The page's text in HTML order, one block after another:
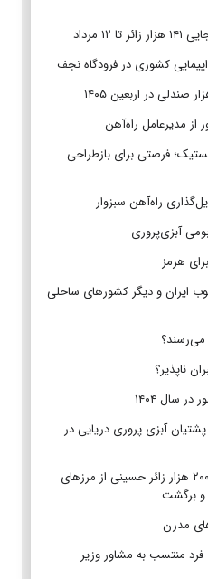
کشوری در فرودگاه نجف
از مدیرعامل راه‌آهن
فرصتی برای بازطراحی
راه‌آهن سبزوار
آبزی‌پروری
هرمز
ایران و دیگر کشورهای ساحلی
ناپذیر؟
آبزی پروری دریایی در
ثبت تردد بیش از ۵ میلیون و ۲۰۰ هزار زائر حسینی از مرزهای
و برگشت
مدرن
فرد منتسب به مشاور وزیر